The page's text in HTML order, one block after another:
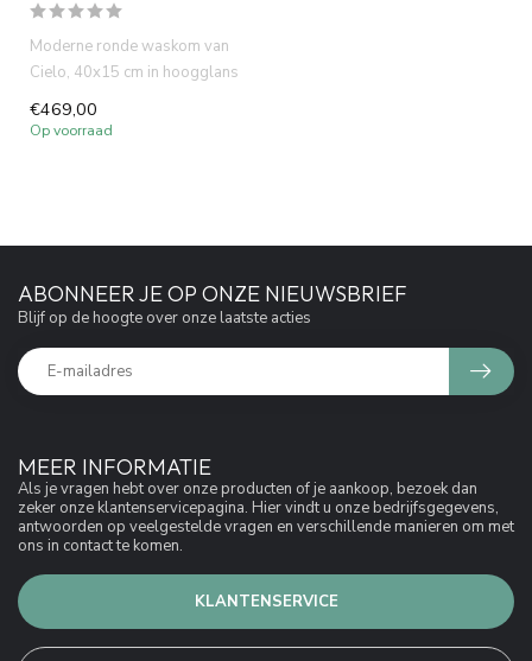
Moderne ronde waskom van
Cielo, 40x15 cm in hoogglans
bruin. Italiaans design, h...
€469,00
Op voorraad
MEER INFORMATIE
Als je vragen hebt over onze producten of je aankoop, bezoek dan
zeker onze klantenservicepagina. Hier vindt u onze bedrijfsgegevens,
antwoorden op veelgestelde vragen en verschillende manieren om met
ons in contact te komen.
KLANTENSERVICE
ABONNEER JE OP ONZE NIEUWSBRIEF
Blijf op de hoogte over onze laatste acties